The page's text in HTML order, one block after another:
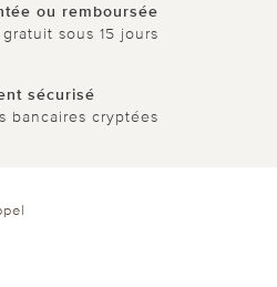
ou remboursée
sous 15 jours
sécurisé
bancaires cryptées